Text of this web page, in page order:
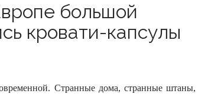
большой
кровати-капсулы
Странные дома, странные штаны,